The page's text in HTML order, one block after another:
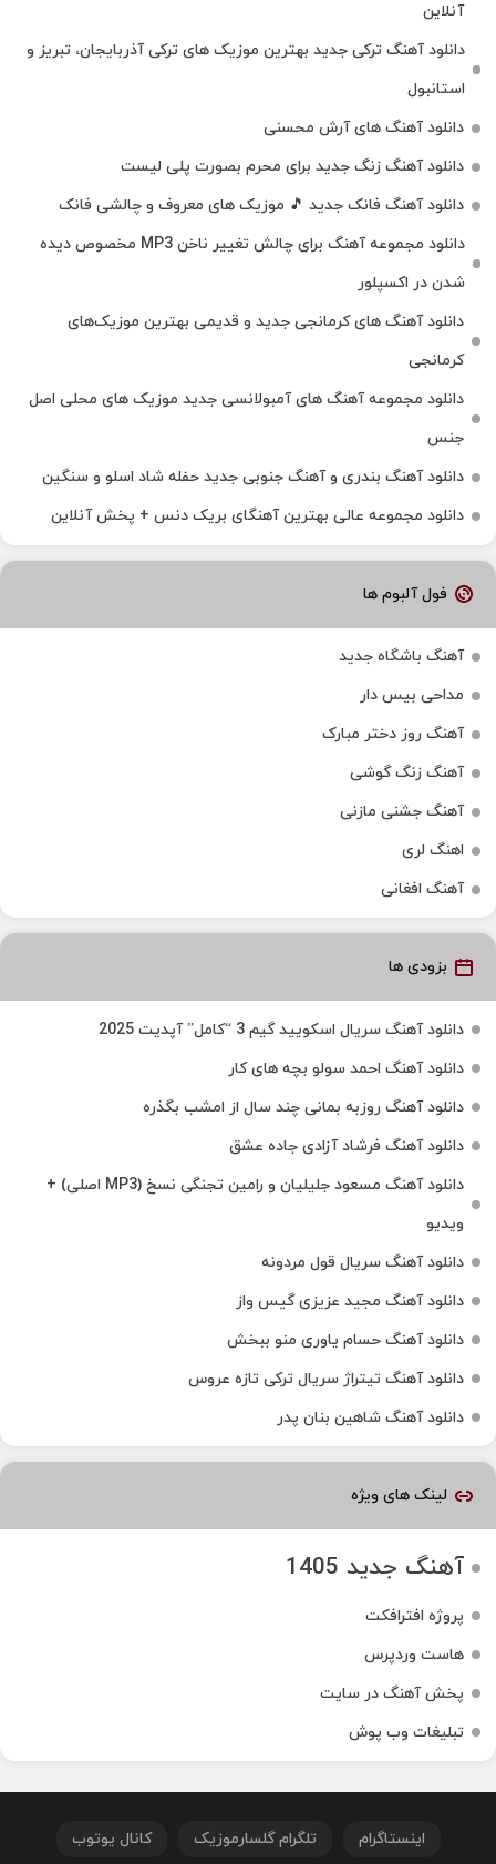
آنلاین
دانلود آهنگ ترکی جدید بهترین موزیک‌ های ترکی آذربایجان، تبریز و
استانبول
دانلود آهنگ های آرش محسنی
دانلود آهنگ زنگ جدید برای محرم بصورت پلی لیست
دانلود آهنگ فانک جدید 🎵 موزیک‌ های معروف و چالشی فانک
دانلود مجموعه آهنگ برای چالش تغییر ناخن MP3 مخصوص دیده
شدن در اکسپلور
دانلود آهنگ‌ های کرمانجی جدید و قدیمی بهترین موزیک‌های
کرمانجی
دانلود مجموعه آهنگ های آمبولانسی جدید موزیک های محلی اصل
جنس
دانلود آهنگ بندری و آهنگ جنوبی جدید حفله شاد اسلو و سنگین
دانلود مجموعه عالی بهترین آهنگای بریک دنس + پخش آنلاین
فول آلبوم ها
آهنگ باشگاه جدید
مداحی بیس دار
آهنگ روز دختر مبارک
آهنگ زنگ گوشی
آهنگ جشنی مازنی
اهنگ لری
آهنگ افغانی
بزودی ها
دانلود آهنگ سریال اسکویید گیم 3 “کامل” آپدیت 2025
دانلود آهنگ احمد سولو بچه های کار
دانلود آهنگ روزبه بمانی چند سال از امشب بگذره
دانلود آهنگ فرشاد آزادی جاده عشق
دانلود آهنگ مسعود جلیلیان و رامین تجنگی نسخ (MP3 اصلی) +
ویدیو
دانلود آهنگ سریال قول مردونه
دانلود آهنگ مجید عزیزی گیس واز
دانلود آهنگ حسام یاوری منو ببخش
دانلود آهنگ تیتراژ سریال ترکی تازه عروس
دانلود آهنگ شاهین بنان پدر
لینک های ویژه
آهنگ جدید 1405
پروژه افترافکت
هاست وردپرس
پخش آهنگ در سایت
تبلیغات وب پوش
اینستاگرام تلگرام گلسارموزیک کانال یوتوب